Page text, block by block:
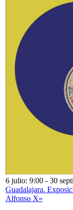
6 julio: 9:00 - 30
Guadalajara.
Alfonso X»